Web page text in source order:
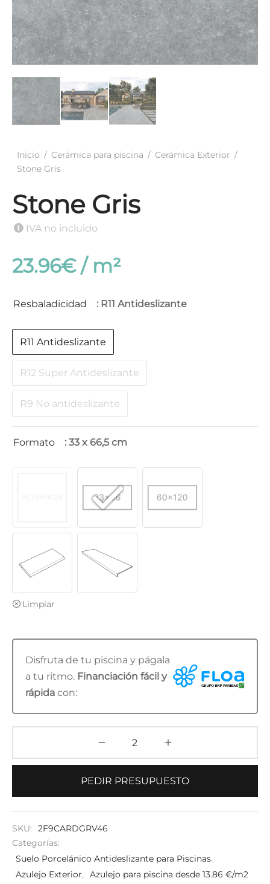
Inicio / Cerámica para piscina / Cerámica Exterior /
Stone Gris
Stone Gris
IVA no incluido
23.96€
Resbaladicidad : R11 Antideslizante
R11 Antideslizante
R12 Super Antideslizante
R9 No antideslizante
Formato : 33 x 66,5 cm
Limpiar
Disfruta de tu piscina y págala
a tu ritmo. Financiación fácil y
rápida con:
PEDIR PRESUPUESTO
SKU:
2F9CARDGRV46
Categorías:
Suelo Porcelánico Antideslizante para Piscinas,
Azulejo Exterior,
Azulejo para piscina desde 13.86 €/m2
Antideslizante
Gresite